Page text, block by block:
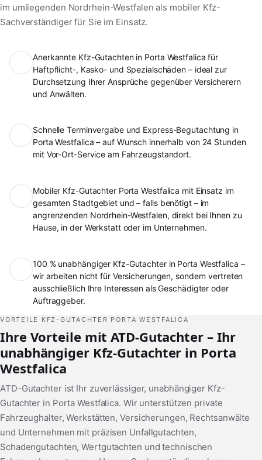
im umliegenden Nordrhein-Westfalen als mobiler Kfz-
Sachverständiger für Sie im Einsatz.
Anerkannte Kfz-Gutachten in Porta Westfalica für
Haftpflicht-, Kasko- und Spezialschäden – ideal zur
Durchsetzung Ihrer Ansprüche gegenüber Versicherern
und Anwälten.
Schnelle Terminvergabe und Express-Begutachtung in
Porta Westfalica – auf Wunsch innerhalb von 24 Stunden
mit Vor-Ort-Service am Fahrzeugstandort.
Mobiler Kfz-Gutachter Porta Westfalica mit Einsatz im
gesamten Stadtgebiet und – falls benötigt – im
angrenzenden Nordrhein-Westfalen, direkt bei Ihnen zu
Hause, in der Werkstatt oder im Unternehmen.
100 % unabhängiger Kfz-Gutachter in Porta Westfalica –
wir arbeiten nicht für Versicherungen, sondern vertreten
ausschließlich Ihre Interessen als Geschädigter oder
Auftraggeber.
VORTEILE KFZ-GUTACHTER PORTA WESTFALICA
Ihre Vorteile mit ATD-Gutachter – Ihr
unabhängiger Kfz-Gutachter in Porta
Westfalica
ATD-Gutachter ist Ihr zuverlässiger, unabhängiger Kfz-
Gutachter in Porta Westfalica. Wir unterstützen private
Fahrzeughalter, Werkstätten, Versicherungen, Rechtsanwälte
und Unternehmen mit präzisen Unfallgutachten,
Schadengutachten, Wertgutachten und technischen